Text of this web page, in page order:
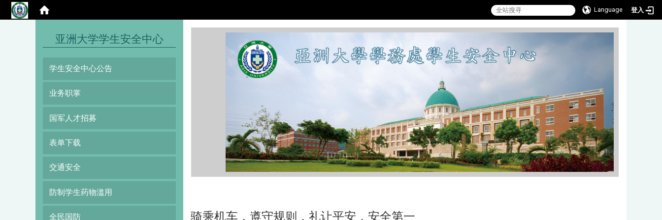
Language 登入
亚洲大学学生安全中心
学生安全中心公告
业务职掌
国军人才招募
表单下载
交通安全
防制学生药物滥用
全民国防 骑乘机车，遵守规则，礼让平安，安全第一